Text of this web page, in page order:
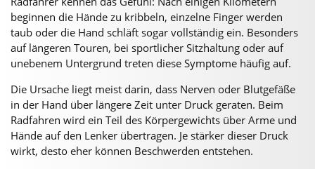
beginnen die Hände zu kribbeln, einzelne Finger werden
taub oder die Hand schläft sogar vollständig ein. Besonders
auf längeren Touren, bei sportlicher Sitzhaltung oder auf
unebenem Untergrund treten diese Symptome häufig auf.
Die Ursache liegt meist darin, dass Nerven oder Blutgefäße
in der Hand über längere Zeit unter Druck geraten. Beim
Radfahren wird ein Teil des Körpergewichts über Arme und
Hände auf den Lenker übertragen. Je stärker dieser Druck
wirkt, desto eher können Beschwerden entstehen.